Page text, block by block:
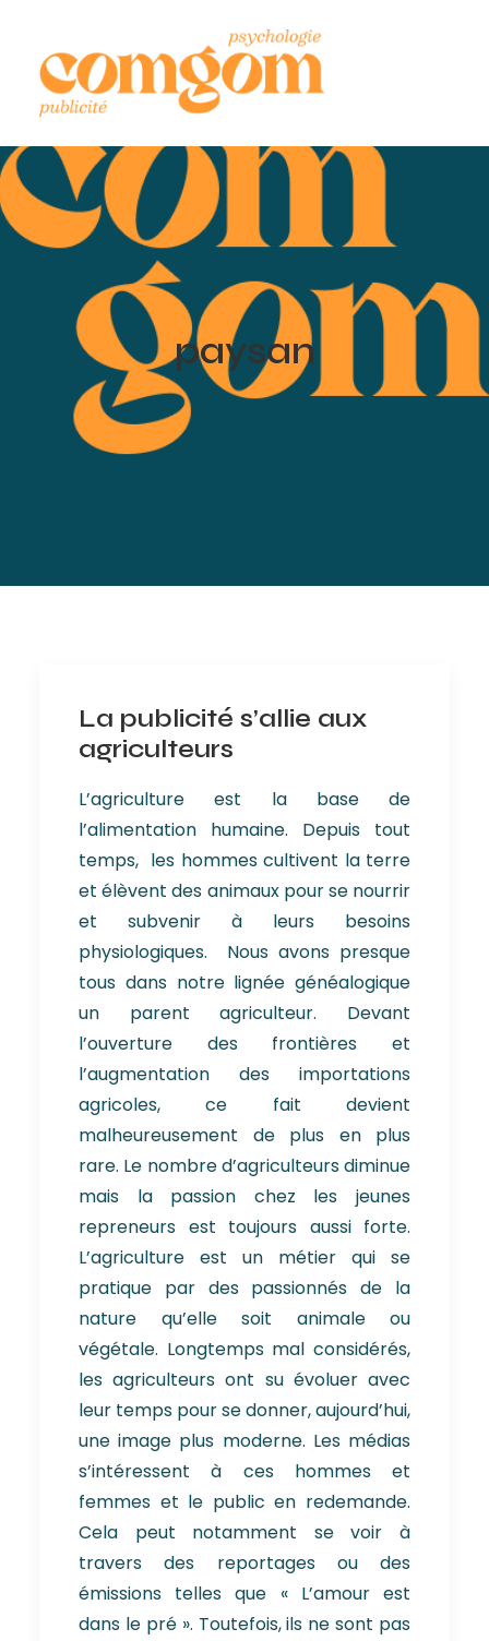
paysan
La publicité s’allie aux
agriculteurs
L’agriculture est la base de
l’alimentation humaine. Depuis tout
temps, les hommes cultivent la terre
et élèvent des animaux pour se nourrir
et subvenir à leurs besoins
physiologiques. Nous avons presque
tous dans notre lignée généalogique
un parent agriculteur. Devant
l’ouverture des frontières et
l’augmentation des importations
agricoles, ce fait devient
malheureusement de plus en plus
rare. Le nombre d’agriculteurs diminue
mais la passion chez les jeunes
repreneurs est toujours aussi forte.
L’agriculture est un métier qui se
pratique par des passionnés de la
nature qu’elle soit animale ou
végétale. Longtemps mal considérés,
les agriculteurs ont su évoluer avec
leur temps pour se donner, aujourd’hui,
une image plus moderne. Les médias
s’intéressent à ces hommes et
femmes et le public en redemande.
Cela peut notamment se voir à
travers des reportages ou des
émissions telles que « L’amour est
dans le pré ». Toutefois, ils ne sont pas